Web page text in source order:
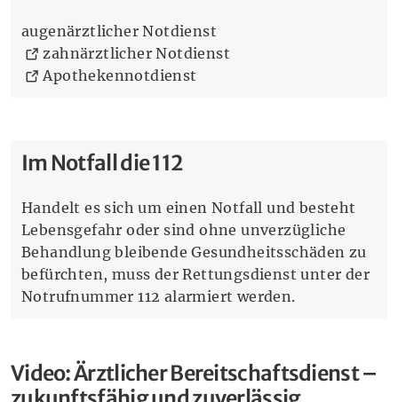
augenärztlicher Notdienst
zahnärztlicher Notdienst
Apothekennotdienst
Im Notfall die 112
Handelt es sich um einen Notfall und besteht
Lebensgefahr oder sind ohne unverzügliche
Behandlung bleibende Gesundheitsschäden zu
befürchten, muss der Rettungsdienst unter der
Notrufnummer 112 alarmiert werden.
Video: Ärztlicher Bereitschaftsdienst –